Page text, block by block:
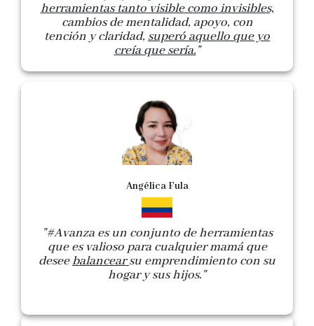
herramientas tanto visible como invisibles,
cambios de mentalidad, apoyo, con
tención y claridad, superó aquello que yo
creía que sería."
Angélica Fula
"#Avanza es un conjunto de herramientas
que es valioso para cualquier mamá que
deseebalancearsu emprendimiento con su
hogar y sus hijos."